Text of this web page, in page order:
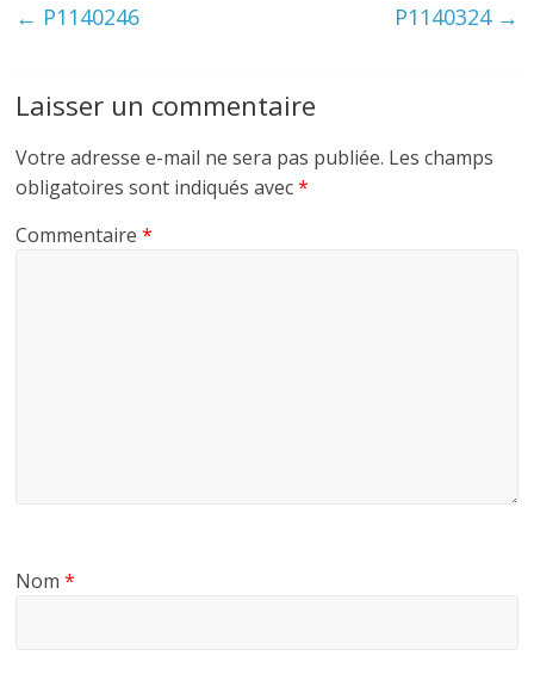
← P1140246 P1140324 →
Laisser un commentaire
Votre adresse e-mail ne sera pas publiée. Les champs
obligatoires sont indiqués avec*
Commentaire*
Nom*